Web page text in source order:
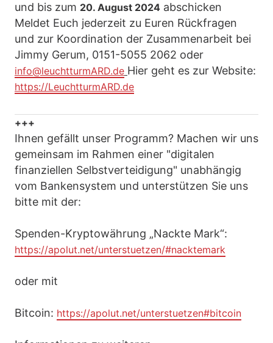
und bis zum 20. August 2024 abschicken
Meldet Euch jederzeit zu Euren Rückfragen
und zur Koordination der Zusammenarbeit bei
Jimmy Gerum, 0151-5055 2062 oder
info@leuchtturmARD.de Hier geht es zur Website:
https://LeuchtturmARD.de
+++
Ihnen gefällt unser Programm? Machen wir uns
gemeinsam im Rahmen einer "digitalen
finanziellen Selbstverteidigung" unabhängig
vom Bankensystem und unterstützen Sie uns
bitte mit der:
Spenden-Kryptowährung „Nackte Mark“:
https://apolut.net/unterstuetzen/#nacktemark
oder mit
Bitcoin: https://apolut.net/unterstuetzen#bitcoin